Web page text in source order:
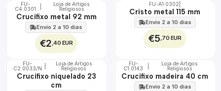
🇵🇹
100%
FU-
C4.0301
Loja de Artigos
Religiosos
Crucifixo metal 92 mm
Envio 2 a 10 dias
€2,40 EUR
🇵🇹
100%
FU-A1.0302
Cristo metal 115 mm
Envio 2 a 10 dias
€5,70 EUR
🇵🇹
100%
FU-
C2.0033/N
Loja de Artigos
Religiosos
Crucifixo niquelado 23
cm
🇵🇹
100%
FU-
C1.0143
Loja de Artigos
Religiosos
Crucifixo madeira 40 cm
Envio 2 a 10 dias